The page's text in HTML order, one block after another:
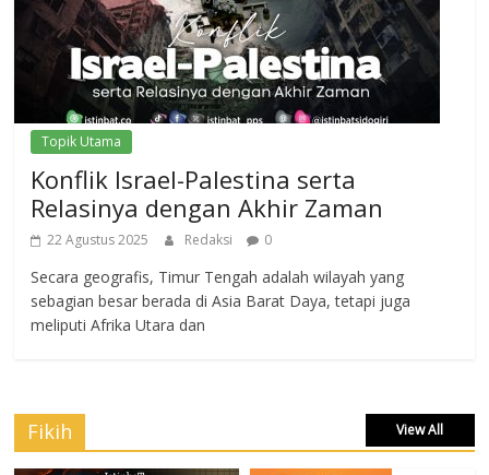
Topik Utama
Konflik Israel-Palestina serta
Relasinya dengan Akhir Zaman
22 Agustus 2025 Redaksi 0
Secara geografis, Timur Tengah adalah wilayah yang
sebagian besar berada di Asia Barat Daya, tetapi juga
meliputi Afrika Utara dan
Fikih View All